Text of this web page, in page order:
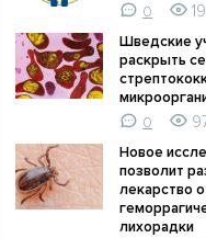
0
Шведские
раскрыть
0
Новое
позволит
лекарство
лихорадки